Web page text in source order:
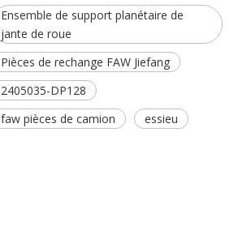
Ensemble de support planétaire de
jante de roue
Pièces de rechange FAW Jiefang
2405035-DP128
faw pièces de camion
essieu